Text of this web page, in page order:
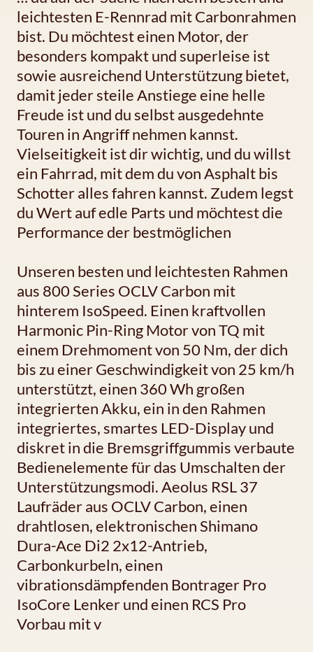
leichtesten E-Rennrad mit Carbonrahmen
bist. Du möchtest einen Motor, der
besonders kompakt und superleise ist
sowie ausreichend Unterstützung bietet,
damit jeder steile Anstiege eine helle
Freude ist und du selbst ausgedehnte
Touren in Angriff nehmen kannst.
Vielseitigkeit ist dir wichtig, und du willst
ein Fahrrad, mit dem du von Asphalt bis
Schotter alles fahren kannst. Zudem legst
du Wert auf edle Parts und möchtest die
Performance der bestmöglichen
Unseren besten und leichtesten Rahmen
aus 800 Series OCLV Carbon mit
hinterem IsoSpeed. Einen kraftvollen
Harmonic Pin-Ring Motor von TQ mit
einem Drehmoment von 50 Nm, der dich
bis zu einer Geschwindigkeit von 25 km/h
unterstützt, einen 360 Wh großen
integrierten Akku, ein in den Rahmen
integriertes, smartes LED-Display und
diskret in die Bremsgriffgummis verbaute
Bedienelemente für das Umschalten der
Unterstützungsmodi. Aeolus RSL 37
Laufräder aus OCLV Carbon, einen
drahtlosen, elektronischen Shimano
Dura-Ace Di2 2x12-Antrieb,
Carbonkurbeln, einen
vibrationsdämpfenden Bontrager Pro
IsoCore Lenker und einen RCS Pro
Vorbau mit v